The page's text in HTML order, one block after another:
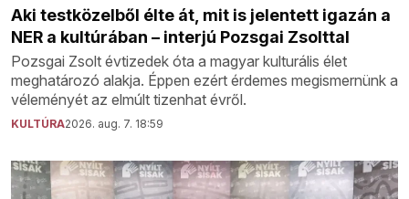
Aki testközelből élte át, mit is jelentett igazán a
NER a kultúrában – interjú Pozsgai Zsolttal
Pozsgai Zsolt évtizedek óta a magyar kulturális élet
meghatározó alakja. Éppen ezért érdemes megismernünk a
véleményét az elmúlt tizenhat évről.
KULTÚRA2026. aug. 7. 18:59